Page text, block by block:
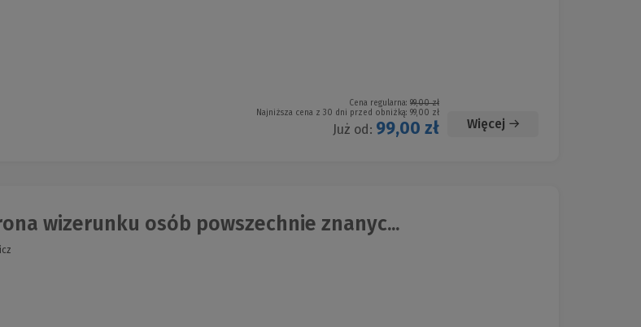
Cena regularna: 99,00 zł
Najniższa cena z 30 dni przed obniżką: 99,00 zł
Już od: 99,00 zł Więcej
wizerunku osób powszechnie znanyc...